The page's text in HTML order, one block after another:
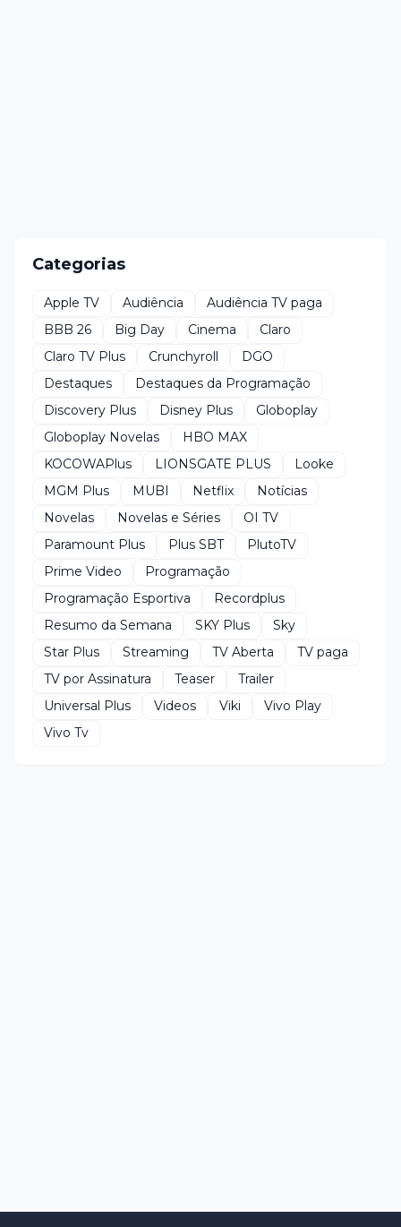
Categorias
Apple TV Audiência
Audiência TV paga
BBB 26
Big Day Cinema
Claro
Claro TV Plus
Crunchyroll
DGO
Destaques
Destaques da Programação
Discovery Plus
Disney Plus
Globoplay
Globoplay Novelas
HBO MAX
KOCOWAPlus
LIONSGATE PLUS
Looke
MGM Plus
MUBI Netflix
Notícias
Novelas
Novelas e Séries
OI TV
Paramount Plus
Plus SBT
PlutoTV
Prime Video
Programação
Programação Esportiva
Recordplus
Resumo da Semana
SKY Plus
Sky
Star Plus
Streaming TV Aberta
TV paga
TV por Assinatura
Teaser
Trailer
Universal Plus
Videos Viki
Vivo Play
Vivo Tv